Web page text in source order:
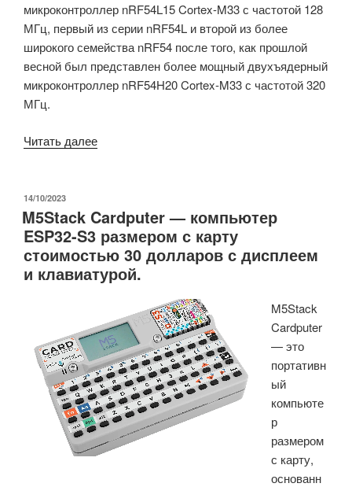
микроконтроллер nRF54L15 Cortex-M33 с частотой 128
МГц, первый из серии nRF54L и второй из более
широкого семейства nRF54 после того, как прошлой
весной был представлен более мощный двухъядерный
микроконтроллер nRF54H20 Cortex-M33 с частотой 320
МГц.
Читать далее«Беспроводной
Cortex-
M33
вдвое
снижает
приема
по
сравнению
с
чипами
nRF52.»
ОПУБЛИКОВАНО
14/10/2023
M5Stack Cardputer — компьютер
ESP32-S3 размером с карту
стоимостью 30 долларов с дисплеем
и клавиатурой.
M5Stack
Cardputer
— это
портативн
ый
компьюте
р
размером
с карту,
основанн